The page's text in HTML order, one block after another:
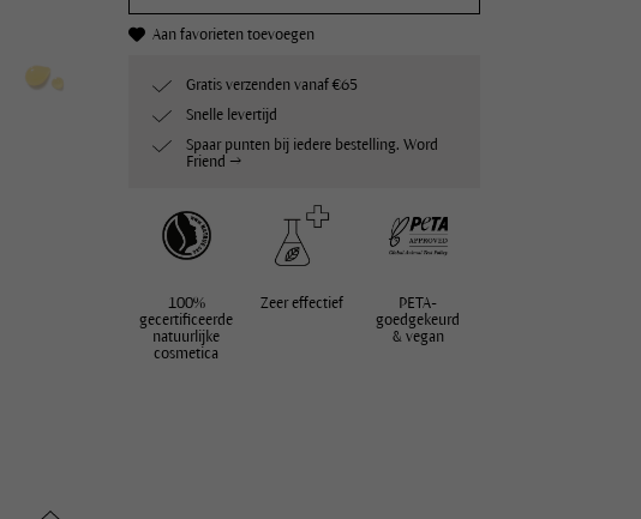
Aan favorieten toevoegen
Gratis verzenden vanaf €65
Snelle levertijd
Spaar punten bij iedere bestelling. Word
Friend →
100%
gecertificeerde
natuurlijke
cosmetica
Zeer effectief
PETA-
goedgekeurd
& vegan